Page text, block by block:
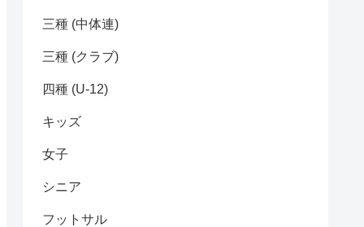
三種 (中体連)
三種 (クラブ)
四種 (U-12)
キッズ
女子
シニア
フットサル